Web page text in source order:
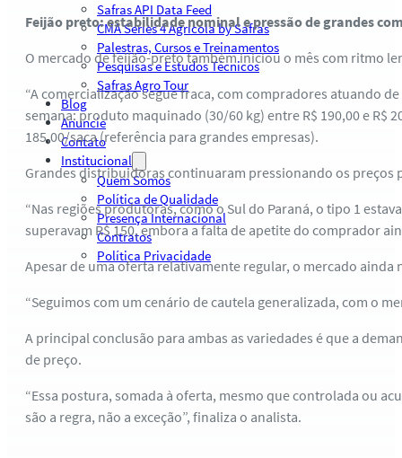
Safras API Data Feed
CMA Series 4 Agrícola by Safras
Palestras, Cursos e Treinamentos
Pesquisas e Estudos Técnicos
Safras Agro Tour
Blog
Anuncie
Contato
Institucional
Quem Somos
Política de Qualidade
Presença Internacional
Contratos
Política Privacidade
Feijão preto: estabilidade nominal e pressão de grandes
O mercado de feijão-preto também iniciou o mês com ritmo
“A comercialização segue fraca, com compradores atuando
semana: produto maquinado (30/60 kg) entre R$ 190,00 e R$
185,00/saca (referência para grandes empresas).
Grandes distribuidoras continuaram pressionando os
“Nas regiões produtoras, como o Sul do Paraná, o tipo 1
superavam R$ 150, embora a falta de apetite do comprador
Apesar de uma oferta relativamente regular, o mercado ainda
“Seguimos com um cenário de cautela generalizada, com o
A principal conclusão para ambas as variedades é que a
de preço.
“Essa postura, somada à oferta, mesmo que controlada ou
são a regra, não a exceção”, finaliza o analista.